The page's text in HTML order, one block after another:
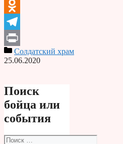
VK
Odnoklassniki
Telegram
PrintСолдатский храм
25.06.2020
Поиск
бойца или
события
Поиск: